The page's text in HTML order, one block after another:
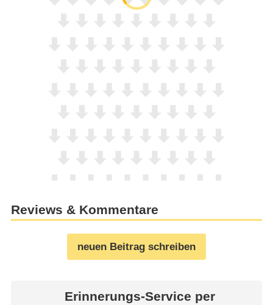
Reviews & Kommentare
neuen Beitrag schreiben
Erinnerungs-Service per